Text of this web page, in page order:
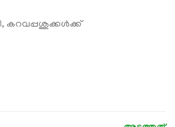
കറവപ്പശുക്കൾക്ക്